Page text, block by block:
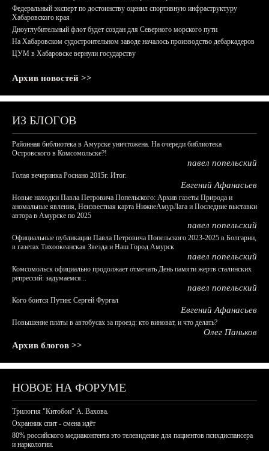
Федеральный эксперт по достоинству оценил спортивную инфраструктуру
Хабаровского края
Дноуглубительный флот будет создан для Северного морского пути
На Хабаровском судостроительном заводе началось производство дебаркадеров
ЦУМ в Хабаровске вернули государству
Архив новостей >>
ИЗ БЛОГОВ
Районная библиотека в Амурске уничтожена. На очереди библиотека
Островского в Комсомольске?!
павел попельский
Голая вечеринка Роснано 2015г. Итог.
Евгений Афанасьев
Новые находки Павла Петровича Попельского: Архив газеты Природа и
аномальные явления, Неизвестная карта НижнеАмурЛага и Последние выставки
автора в Амурске по 2025
павел попельский
Официальные публикации Павла Петровича Попельского 2023-2025 в Болгарии,
в газетах Тихоокеанская Звезда и Наш Город Амурск
павел попельский
Комсомольск официально продолжает отмечать День памяти жертв сталинских
репрессий: задумаемся...
павел попельский
Кого боится Путин: Сергей Фургал
Евгений Афанасьев
Повышение платы в автобусах за проезд: кто виноват, и что делать?
Олег Паньков
Архив блогов >>
НОВОЕ НА ФОРУМЕ
Трилогия "Китобои" А. Вахова.
Охранник спит - смена идёт
80% российского медиаконтента это телевидение для пациентов психдиспансера
и наркологии.